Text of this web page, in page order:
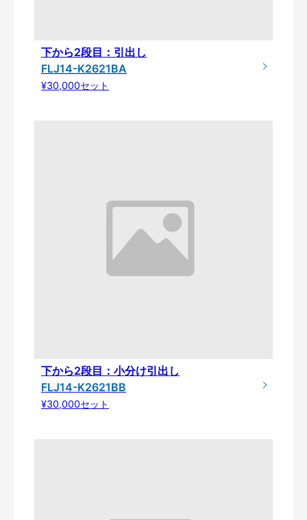
下から2段目：引出し
FLJ14-K2621BA
¥30,000セット
下から2段目：小分け引出し
FLJ14-K2621BB
¥30,000セット